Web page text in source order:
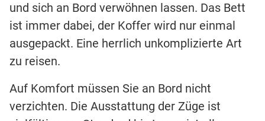
und sich an Bord verwöhnen lassen. Das Bett
ist immer dabei, der Koffer wird nur einmal
ausgepackt. Eine herrlich unkomplizierte Art
zu reisen.
Auf Komfort müssen Sie an Bord nicht
verzichten. Die Ausstattung der Züge ist